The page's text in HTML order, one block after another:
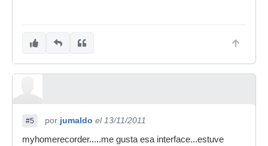
#5 por jumaldo el 13/11/2011
myhomerecorder.....me gusta esa interface...estuve